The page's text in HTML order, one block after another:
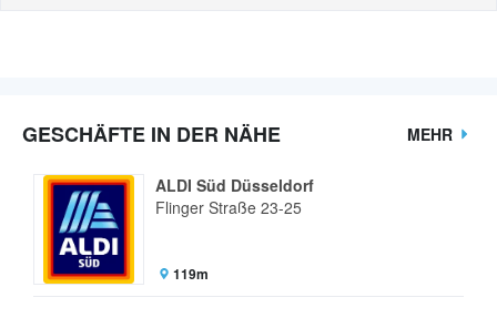
GESCHÄFTE IN DER NÄHE MEHR
ALDI Süd Düsseldorf
Flinger Straße 23-25
119m